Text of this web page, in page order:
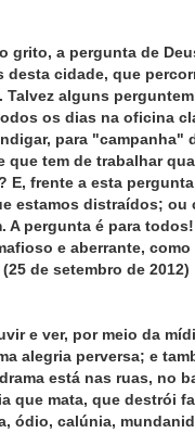
grito, a pergunta de
cidade, que
alguns
os dias na oficina
para
tem de trabalhar
frente a esta
estamos distraídos;
A pergunta é para
e aberrante,
de setembro de 2012)
e ver, por meio da
alegria perversa; e
está nas ruas, no
que mata, que destrói
ódio, calúnia,